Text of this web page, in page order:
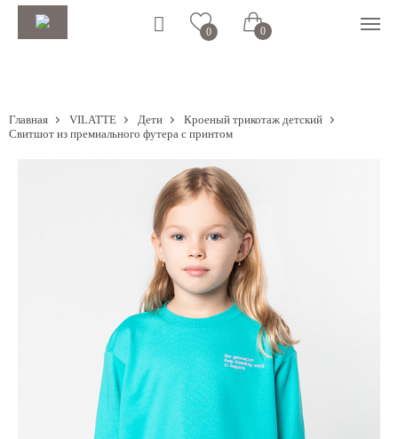
0 0
Главная VILATTE Дети
Кроеный трикотаж детский
Свитшот из премиального футера с принтом